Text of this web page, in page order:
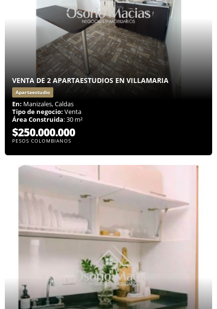
VENTA DE 2 APARTAESTUDIOS EN VILLAMARIA
Apartaestudio
En: Manizales, Caldas
Tipo de negocio: Venta
Área Construida: 30 m²
$250.000.000
PESOS COLOMBIANOS